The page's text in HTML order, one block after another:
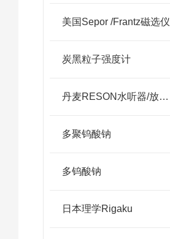
美国Sepor /Frantz磁选仪
炭黑粒子强度计
丹麦RESON水听器/放大器
多聚钨酸钠
多钨酸钠
日本理学Rigaku